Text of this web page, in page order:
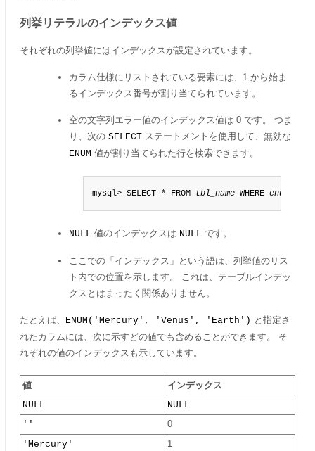
列挙リテラルのインデックス値
それぞれの列挙値にはインデックスが設定されています。
カラム仕様にリストされている要素には、1 から始ま
るインデックス番号が割り当てられています。
空の文字列エラー値のインデックス値は 0 です。 つま
り、次の SELECT ステートメントを使用して、無効な
ENUM 値が割り当てられた行を検索できます。
mysql> SELECT * FROM tbl_name WHERE enum_col
NULL 値のインデックスは NULL です。
ここでの 「 インデックス 」 という語は、列挙値のリス
ト内での位置を示します。 これは、テーブルインデッ
クスとはまったく関係ありません。
たとえば、 ENUM('Mercury', 'Venus', 'Earth') と指定さ
れたカラムには、次に示すどの値でも含めることができます。 そ
れぞれの値のインデックスも示しています。
値
インデックス
NULL
NULL
''
0
'Mercury' 1